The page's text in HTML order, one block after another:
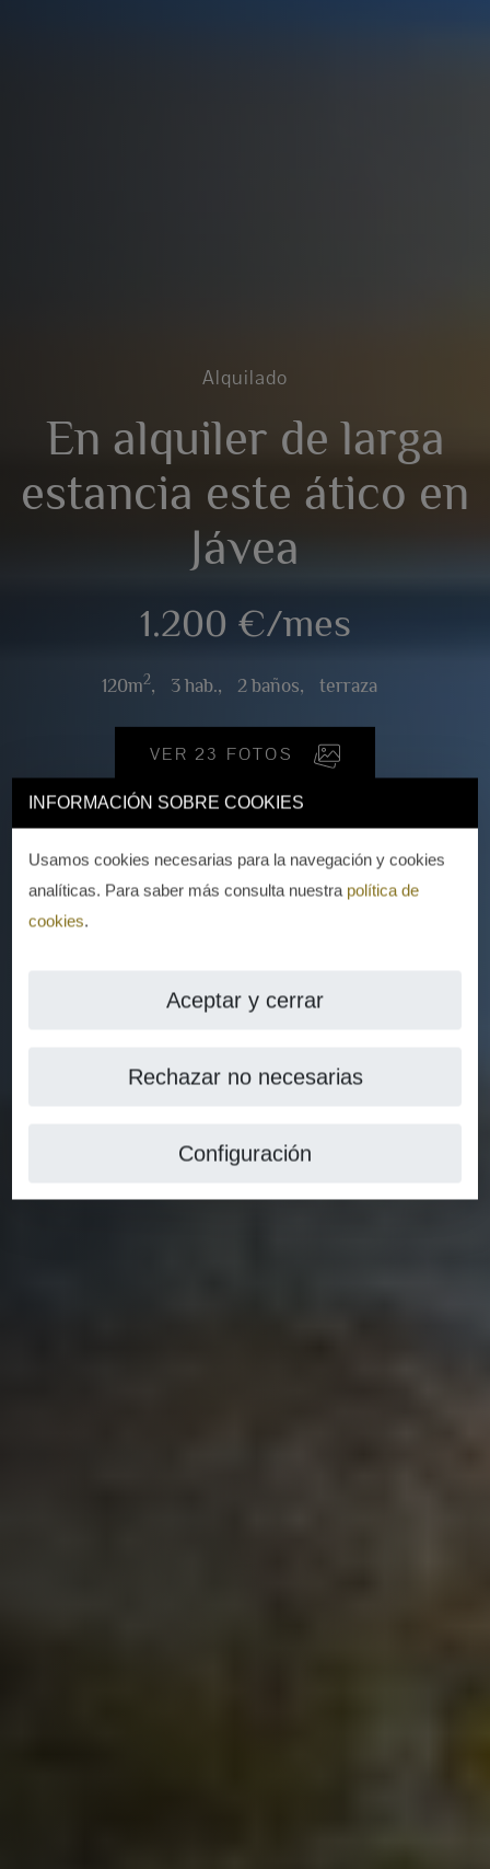
INFORMACIÓN SOBRE COOKIES
Usamos cookies necesarias para la navegación y cookies
analíticas. Para saber más consulta nuestra política de
cookies.
Aceptar y cerrar
Rechazar no necesarias
Configuración
Alquilado
En alquiler de larga
estancia este ático en
Jávea
1.200 €/mes
120m2, 3 hab., 2 baños, terraza
VER 23 FOTOS